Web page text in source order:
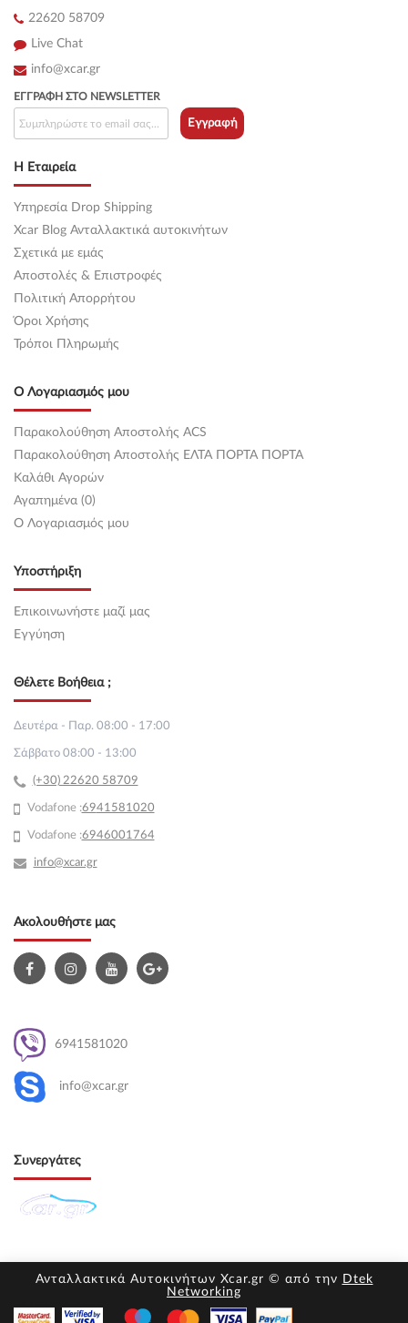
22620 58709
Live Chat
info@xcar.gr
Η Εταιρεία
Υπηρεσία Drop Shipping
Xcar Blog Ανταλλακτικά αυτοκινήτων
Σχετικά με εμάς
Αποστολές & Επιστροφές
Πολιτική Απορρήτου
Όροι Χρήσης
Τρόποι Πληρωμής
Ο Λογαριασμός μου
Παρακολούθηση Αποστολής ACS
Παρακολούθηση Αποστολής ΕΛΤΑ ΠΟΡΤΑ ΠΟΡΤΑ
Καλάθι Αγορών
Αγαπημένα (0)
O Λογαριασμός μου
Υποστήριξη
Επικοινωνήστε μαζί μας
Εγγύηση
ΕΓΓΡΑΦΉ ΣΤΟ NEWSLETTER
Εγγραφή
Θέλετε Βοήθεια ;
Δευτέρα - Παρ. 08:00 - 17:00
Σάββατο 08:00 - 13:00
(+30) 22620 58709
Vodafone :6941581020
Vodafone :6946001764
info@xcar.gr
Ακολουθήστε μας
6941581020
info@xcar.gr
Συνεργάτες
Ανταλλακτικά Αυτοκινήτων Xcar.gr © από την Dtek
Networking